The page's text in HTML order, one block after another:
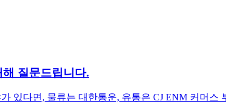
질문드립니다.
있다면, 물류는 대한통운, 유통은 CJ ENM 커머